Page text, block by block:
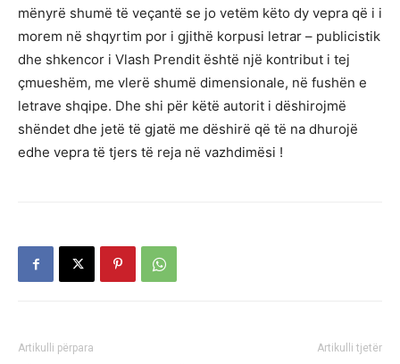
mënyrë shumë të veçantë se jo vetëm këto dy vepra që i i
morem në shqyrtim por i gjithë korpusi letrar – publicistik
dhe shkencor i Vlash Prendit është një kontribut i tej
çmueshëm, me vlerë shumë dimensionale, në fushën e
letrave shqipe. Dhe shi për këtë autorit i dëshirojmë
shëndet dhe jetë të gjatë me dëshirë që të na dhurojë
edhe vepra të tjers të reja në vazhdimësi !
Artikulli përpara Artikulli tjetër